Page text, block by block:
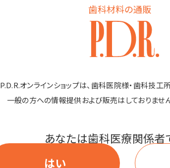
歯科材料の通販
P.D.R.オンラインショップは、歯科医院様・歯科技工
一般の方への情報提供および販売はしておりません
あなたは歯科医療関係者
はい
Sサイズ
1ケース（
枚入×20箱
MSサイズ
1ケース（
枚入×10